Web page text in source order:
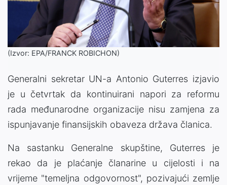
(Izvor: EPA/FRANCK ROBICHON)
Generalni sekretar UN-a Antonio Guterres izjavio
je u četvrtak da kontinuirani napori za reformu
rada međunarodne organizacije nisu zamjena za
ispunjavanje finansijskih obaveza država članica.
Na sastanku Generalne skupštine, Guterres je
rekao da je plaćanje članarine u cijelosti i na
vrijeme "temeljna odgovornost", pozivajući zemlje